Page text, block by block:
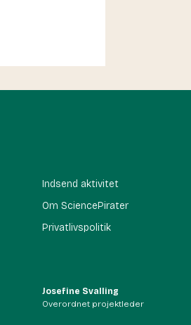
Indsend aktivitet
Om SciencePirater
Privatlivspolitik
Josefine Svalling
Overordnet projektleder